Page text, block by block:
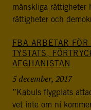
mänskliga rättigheter
rättigheter och
FBA ARBETAR
TYSTATS,
AFGHANISTAN
5 december, 2017
”Kabuls flygplats
vet inte om ni